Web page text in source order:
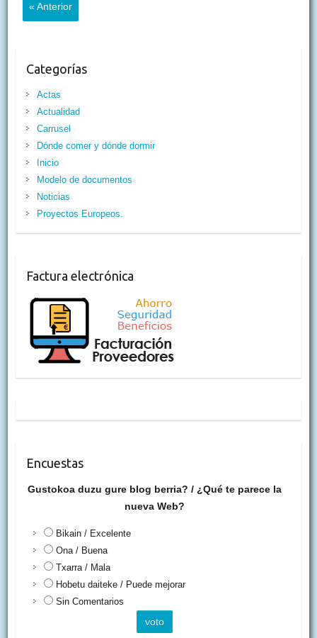
« Anterior
Categorías
Actas
Actualidad
Carrusel
Dónde comer y dónde dormir
Inicio
Modelo de documentos
Noticias
Proyectos Europeos.
Factura electrónica
Encuestas
Gustokoa duzu gure blog berria? / ¿Qué te parece la
nueva Web?
Bikain / Excelente
Ona / Buena
Txarra / Mala
Hobetu daiteke / Puede mejorar
Sin Comentarios